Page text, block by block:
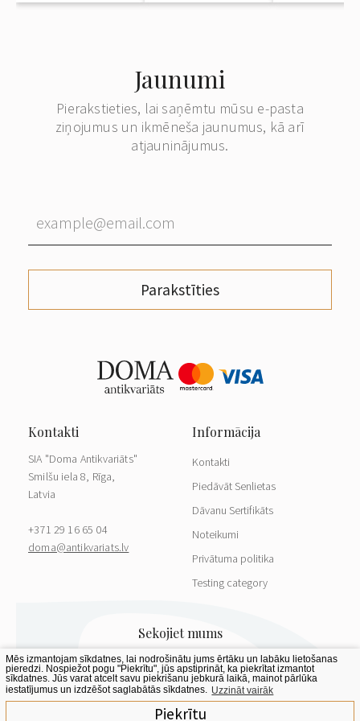
Jaunumi
Pierakstieties, lai saņēmtu mūsu e-pasta
ziņojumus un ikmēneša jaunumus, kā arī
atjauninājumus.
Parakstīties
SIA "Doma Antikvariāts"
Smilšu iela 8, Rīga,
Latvia
+371 29 16 65 04
doma@antikvariats.lv
Kontakti
Piedāvāt Senlietas
Dāvanu Sertifikāts
Noteikumi
Privātuma politika
Testing category
Mēs izmantojam sīkdatnes, lai nodrošinātu jums ērtāku un labāku lietošanas
pieredzi. Nospiežot pogu "Piekrītu", jūs apstiprināt, ka piekrītat izmantot
sīkdatnes. Jūs varat atcelt savu piekrišanu jebkurā laikā, mainot pārlūka
iestatījumus un izdzēšot saglabātās sīkdatnes. Uzzināt vairāk
Piekrītu